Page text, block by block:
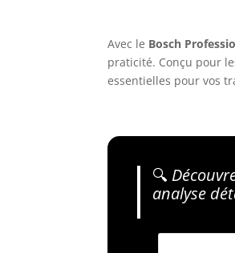
Avec le Bosch
praticité. Conçu pour
essentielles pour vos
🔍
analyse